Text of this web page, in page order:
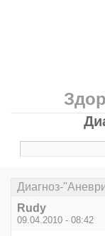
Диагноз-
Rudy
09.04.2010 - 08:42